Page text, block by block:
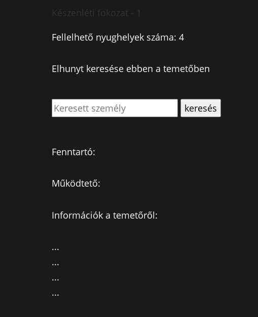
Készenléti fokozat - 1
Fellelhető nyughelyek száma: 4
Elhunyt keresése ebben a temetőben
Fenntartó:
Működtető:
Információk a temetőről:
...
...
...
...